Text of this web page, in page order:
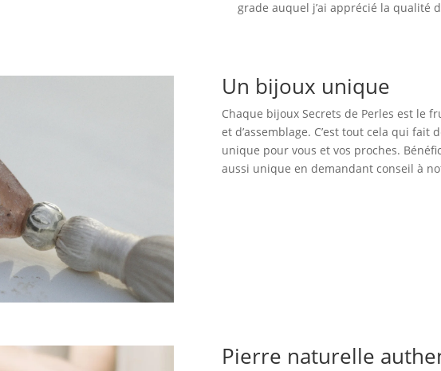
grade auquel j’ai apprécié la qualité
Un bijoux unique
Chaque bijoux Secrets de Perles est le
et d’assemblage. C’est tout cela qui fait
unique pour vous et vos proches.
aussi unique en demandant conseil à
Pierre naturelle